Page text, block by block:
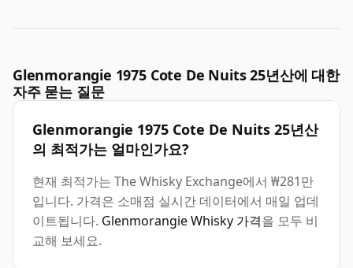
Glenmorangie 1975 Cote De Nuits 25년산에 대한
자주 묻는 질문
Glenmorangie 1975 Cote De Nuits 25년산
의 최적가는 얼마인가요?
현재 최적가는 The Whisky Exchange에서 ₩281만
입니다. 가격은 소매점 실시간 데이터에서 매일 업데
이트됩니다. Glenmorangie Whisky 가격을 모두 비
교해 보세요.